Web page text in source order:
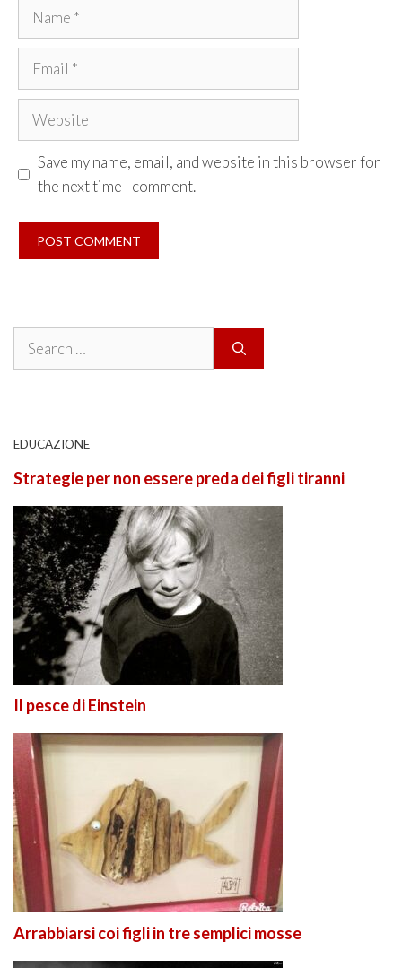
Name
Email
Website
Save my name, email, and website in this browser for
the next time I comment.
Search
EDUCAZIONE
Strategie per non essere preda dei figli tiranni
Il pesce di Einstein
Arrabbiarsi coi figli in tre semplici mosse